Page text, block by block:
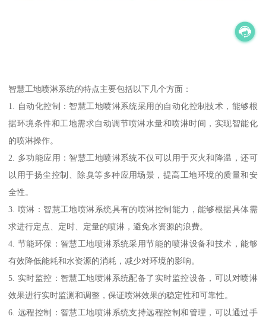
智慧工地喷淋系统的特点主要包括以下几个方面：
1. 自动化控制：智慧工地喷淋系统采用的自动化控制技术，能够根
据环境条件和工地需求自动调节喷淋水量和喷淋时间，实现智能化
的喷淋操作。
2. 多功能应用：智慧工地喷淋系统不仅可以用于灭火和降温，还可
以用于扬尘控制、除臭等多种应用场景，提高工地环境的质量和安
全性。
3. 喷淋：智慧工地喷淋系统具有的喷淋控制能力，能够根据具体需
求进行定点、定时、定量的喷淋，避免水资源的浪费。
4. 节能环保：智慧工地喷淋系统采用节能的喷淋设备和技术，能够
有效降低能耗和水资源的消耗，减少对环境的影响。
5. 实时监控：智慧工地喷淋系统配备了实时监控设备，可以对喷淋
效果进行实时监测和调整，保证喷淋效果的稳定性和可靠性。
6. 远程控制：智慧工地喷淋系统支持远程控制和管理，可以通过手